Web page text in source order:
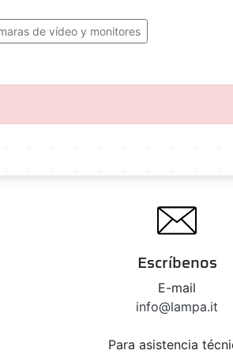
de vídeo y monitores
Escríbenos
E-mail
info@lampa.it
Para asistencia